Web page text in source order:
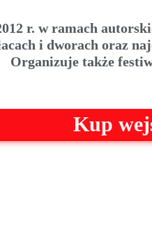
r. w ramach
i dworach oraz
Organizuje także
Kup